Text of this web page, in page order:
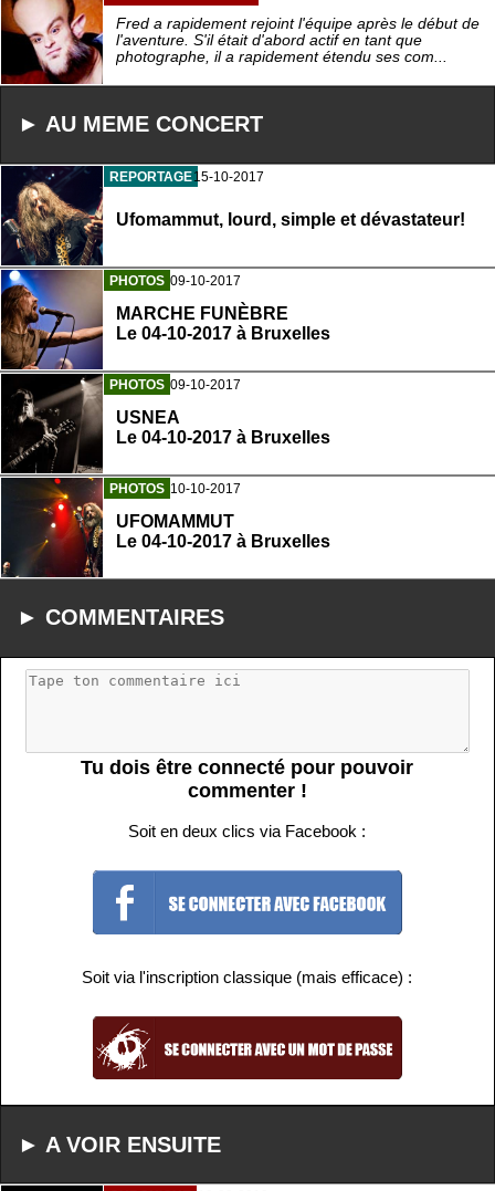
Fred a rapidement rejoint l'équipe après le début de
l'aventure. S'il était d'abord actif en tant que
photographe, il a rapidement étendu ses com...
► AU MEME CONCERT
REPORTAGE15-10-2017
Ufomammut, lourd, simple et dévastateur!
PHOTOS 09-10-2017
MARCHE FUNÈBRE
Le 04-10-2017 à Bruxelles
PHOTOS 09-10-2017
USNEA
Le 04-10-2017 à Bruxelles
PHOTOS 10-10-2017
UFOMAMMUT
Le 04-10-2017 à Bruxelles
► COMMENTAIRES
Tu dois être connecté pour pouvoir
commenter !
Soit en deux clics via Facebook :
Soit via l'inscription classique (mais efficace) :
► A VOIR ENSUITE